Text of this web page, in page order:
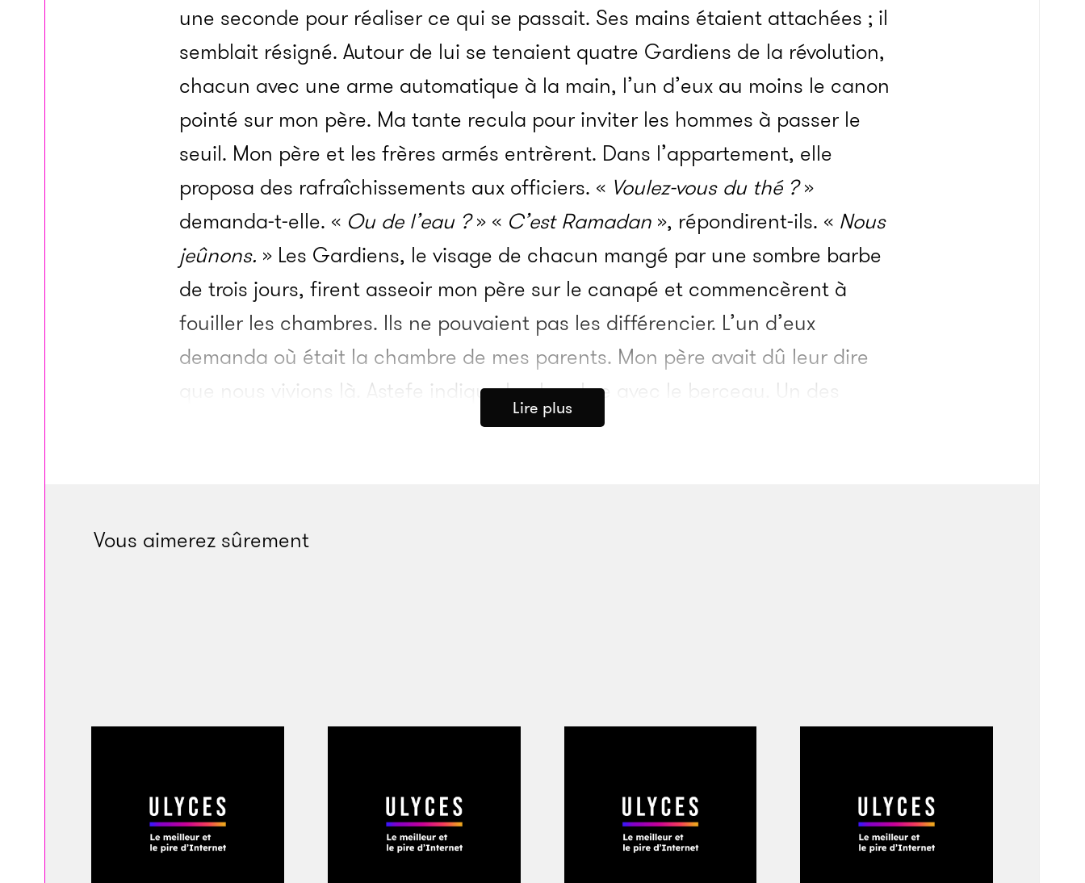
une seconde pour réaliser ce qui se passait. Ses mains étaient attachées ; il
semblait résigné. Autour de lui se tenaient quatre Gardiens de la révolution,
chacun avec une arme automatique à la main, l’un d’eux au moins le canon
pointé sur mon père. Ma tante recula pour inviter les hommes à passer le
seuil. Mon père et les frères armés entrèrent. Dans l’appartement, elle
proposa des rafraîchissements aux officiers. « Voulez-vous du thé ?»
demanda-t-elle. « Ou de l’eau ?» «C’est Ramadan», répondirent-ils. « Nous
jeûnons. » Les Gardiens, le visage de chacun mangé par une sombre barbe
de trois jours, firent asseoir mon père sur le canapé et commencèrent à
fouiller les chambres. Ils ne pouvaient pas les différencier. L’un d’eux
demanda où était la chambre de mes parents. Mon père avait dû leur dire
que nous vivions là. Astefe indiqua la chambre avec le berceau. Un des
Gardiens resta dans le salon avec Astefe et mon père pendant que les autres
monde laissait son passeport chez mes grands-parents –, faisant de même
l’Iran par la Turquie, à cheval et à pied principalement, il nous fallut obtenir
et moi avons pu obtenir le remplacement de nos passeports américains, mais
le reste de la famille se retrouva bloqué. Mais nous ne le savions pas encore.
Lire plus
Vous aimerez sûrement